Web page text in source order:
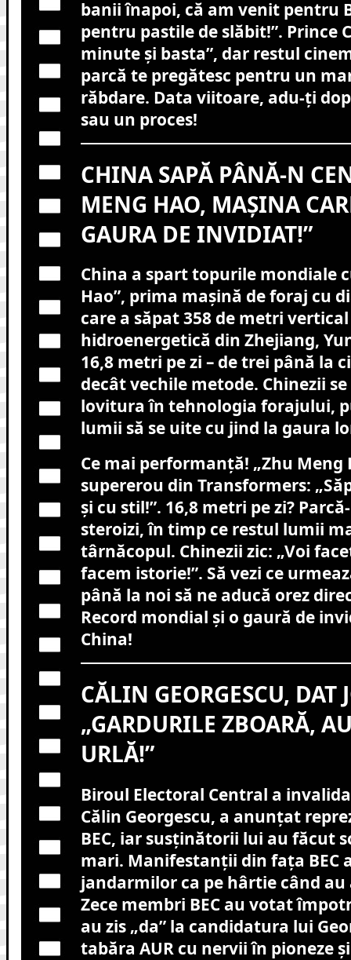
banii înapoi, că am venit pentru
pentru pastile de slăbit!”. Prince
minute și basta”, dar restul
parcă te pregătesc pentru un
răbdare. Data viitoare, adu-ți
sau un proces!
CHINA SAPĂ PÂNĂ-N
MENG HAO, MAȘINA
GAURA DE INVIDIAT!”
China a spart topurile mondiale
Hao”, prima mașină de foraj cu
care a săpat 358 de metri
hidroenergetică din Zhejiang,
16,8 metri pe zi – de trei până la
decât vechile metode. Chinezii
lovitura în tehnologia forajului,
lumii să se uite cu jind la gaura
Ce mai performanță! „Zhu Meng
supererou din Transformers:
și cu stil!”. 16,8 metri pe zi?
steroizi, în timp ce restul lumii
târnăcopul. Chinezii zic: „Voi
facem istorie!”. Să vezi ce
până la noi să ne aducă orez
Record mondial și o gaură de
China!
CĂLIN GEORGESCU, DAT
„GARDURILE ZBOARĂ,
URLĂ!”
Biroul Electoral Central a
Călin Georgescu, a anunțat
BEC, iar susținătorii lui au făcut
mari. Manifestanții din fața BEC
jandarmilor ca pe hârtie când
Zece membri BEC au votat
au zis „da” la candidatura lui
tabăra AUR cu nervii în pioneze